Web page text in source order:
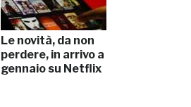
Le novità, da non
perdere, in arrivo a
gennaio su Netflix